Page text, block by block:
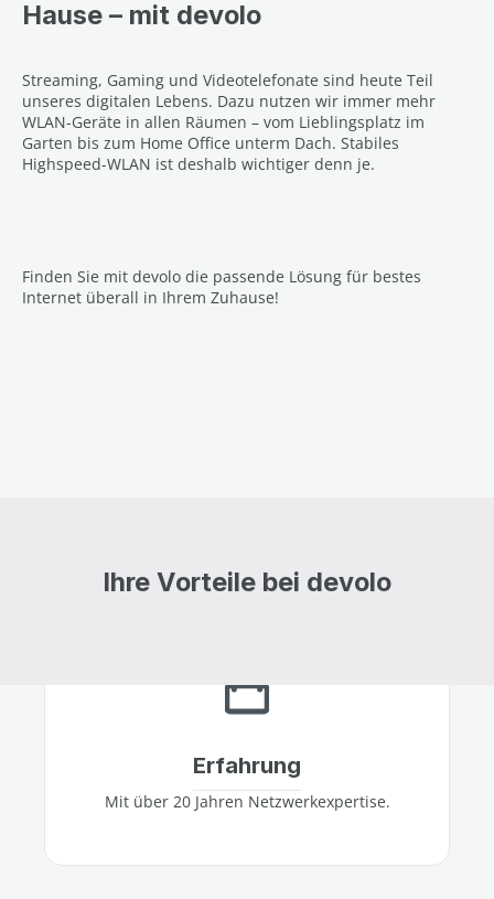
Hause – mit devolo
Streaming, Gaming und Videotelefonate sind heute Teil
unseres digitalen Lebens. Dazu nutzen wir immer mehr
WLAN-Geräte in allen Räumen – vom Lieblingsplatz im
Garten bis zum Home Office unterm Dach. Stabiles
Highspeed-WLAN ist deshalb wichtiger denn je.
Finden Sie mit devolo die passende Lösung für bestes
Internet überall in Ihrem Zuhause!
Ihre Vorteile bei devolo
Erfahrung
Mit über 20 Jahren Netzwerkexpertise.